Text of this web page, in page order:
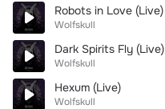
Robots in Love (Live)
Wolfskull
Dark Spirits Fly (Live)
Wolfskull
Hexum (Live)
Wolfskull